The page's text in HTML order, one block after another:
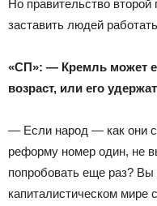
Но правительство второй
заставить людей
«СП»: — Кремль может
возраст, или его
— Если народ — как они
реформу номер один, не
попробовать еще раз?
капиталистическом мире